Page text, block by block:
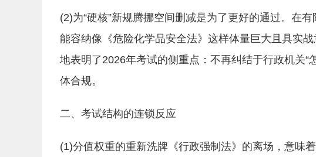
(2)为“硬核”新规腾挪空间删减是为了更好的通过。在
能容纳像《危险化学品安全法》这样体量巨大且具实
地表明了2026年考试的侧重点：不再纠结于行政机关“
体合规。
二、考试结构的连锁反应
(1)分值权重的重新洗牌《行政强制法》的离场，意味